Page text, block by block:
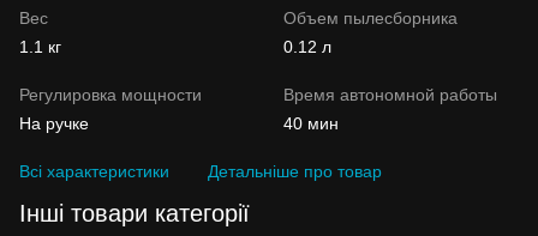
Вес
1.1 кг
Объем пылесборника
0.12 л
Регулировка мощности
На ручке
Время автономной работы
40 мин
Всі характеристики Детальніше про товар
Інші товари категорії